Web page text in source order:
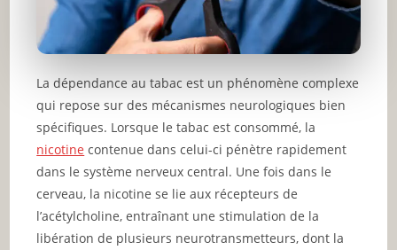
La dépendance au tabac est un phénomène complexe
qui repose sur des mécanismes neurologiques bien
spécifiques. Lorsque le tabac est consommé, la
nicotine contenue dans celui-ci pénètre rapidement
dans le système nerveux central. Une fois dans le
cerveau, la nicotine se lie aux récepteurs de
l’acétylcholine, entraînant une stimulation de la
libération de plusieurs neurotransmetteurs, dont la